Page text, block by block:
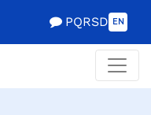
PQRSD EN